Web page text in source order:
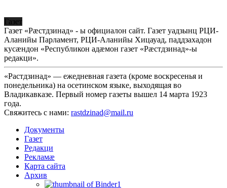
Газет
Газет «Рæстдзинад» - ы официалон сайт. Газет уадзынц РЦИ-
Аланийы Парламент, РЦИ-Аланийы Хицауад, паддзахадон
кусæндон «Республикон адæмон газет «Рæстдзинад»-ы
редакци».
«Растдзинад» — ежедневная газета (кроме воскресенья и
понедельника) на осетинском языке, выходящая во
Владикавказе. Первый номер газеты вышел 14 марта 1923
года.
Свяжитесь с нами: rastdzinad@mail.ru
Документы
Газет
Редакци
Рекламæ
Карта сайта
Архив